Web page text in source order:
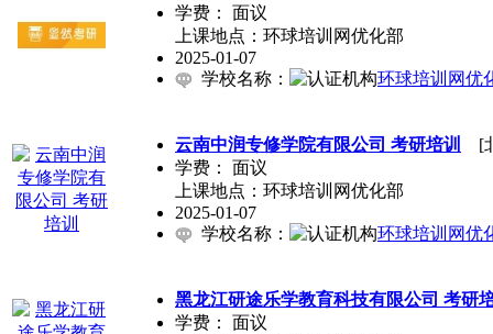
学费： 面议
上课地点：环球培训网优化部
2025-01-07
学校名称：
环球培训网优
云南中润专修学院有限公司 考研培训
[
学费： 面议
上课地点：环球培训网优化部
2025-01-07
学校名称：
环球培训网优
黑龙江研途乐学教育科技有限公司 考研
学费： 面议